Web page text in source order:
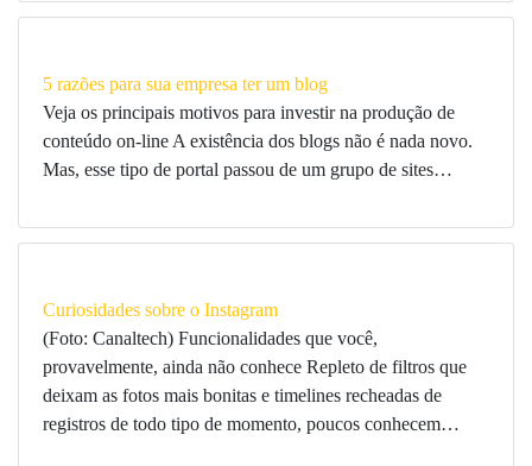
5 razões para sua empresa ter um blog
Veja os principais motivos para investir na produção de
conteúdo on-line A existência dos blogs não é nada novo.
Mas, esse tipo de portal passou de um grupo de sites…
Curiosidades sobre o Instagram
(Foto: Canaltech) Funcionalidades que você,
provavelmente, ainda não conhece Repleto de filtros que
deixam as fotos mais bonitas e timelines recheadas de
registros de todo tipo de momento, poucos conhecem…